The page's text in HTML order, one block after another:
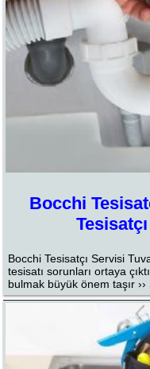
Bocchi
Bocchi Tesisatçı Servisi
tesisatı sorunları ortaya
bulmak büyük önem taşır ››